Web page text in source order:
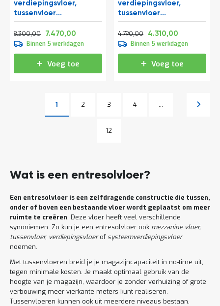
verdiepingsvloer,
tussenvloer
10300x10000x3500 mm
(lxbxh)
Normale prijs
8.300,00 10.043,00
Vanaf
7.470,00
Binnen 5 werkdagen
Voeg toe
verdiepingsvloer,
tussenvloer
12000x4200x3500 mm
(lxbxh)
Normale prijs
4.790,00 5.795,90
Vanaf
4.310,00
Binnen 5 werkdagen
Voeg toe
U lees momenteel pagina
1 Pagina
2 Pagina
3 Pagina
4 ...
Pagina
12
Pagina
Wat is een entresolvloer?
Een entresolvloer is een zelfdragende constructie die tussen,
onder of boven een bestaande vloer wordt geplaatst om meer
ruimte te creëren. Deze vloer heeft veel verschillende
synoniemen. Zo kun je een entresolvloer ook mezzanine vloer,
tussenvloer, verdiepingsvloerofsysteemverdiepingsvloer
noemen.
Met tussenvloeren breid je je magazijncapaciteit in no-time uit,
tegen minimale kosten. Je maakt optimaal gebruik van de
hoogte van je magazijn, waardoor je zonder verhuizing of grote
verbouwing meer vierkante meters kunt realiseren.
Tussenvloeren kunnen ook uit meerdere niveaus bestaan.